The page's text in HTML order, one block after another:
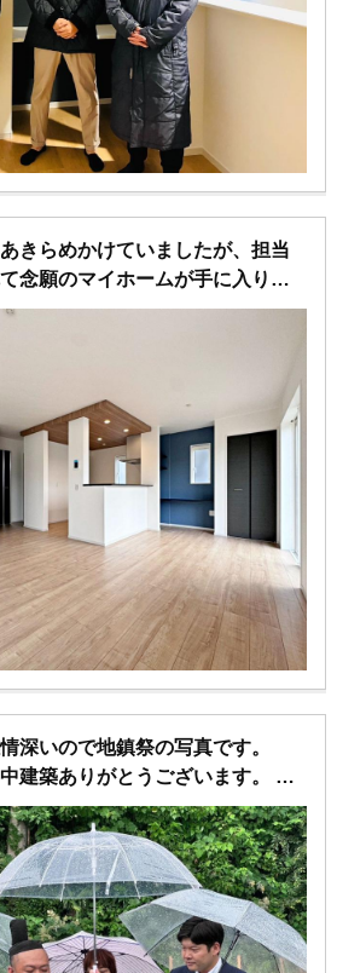
きらめかけていましたが、担当
念願のマイホームが手に入りま
深いので地鎮祭の写真です。
建築ありがとうございます。
。
思い出に残したいからと伝えた
スタッフ様達が無料にて地鎮祭
した。
います。